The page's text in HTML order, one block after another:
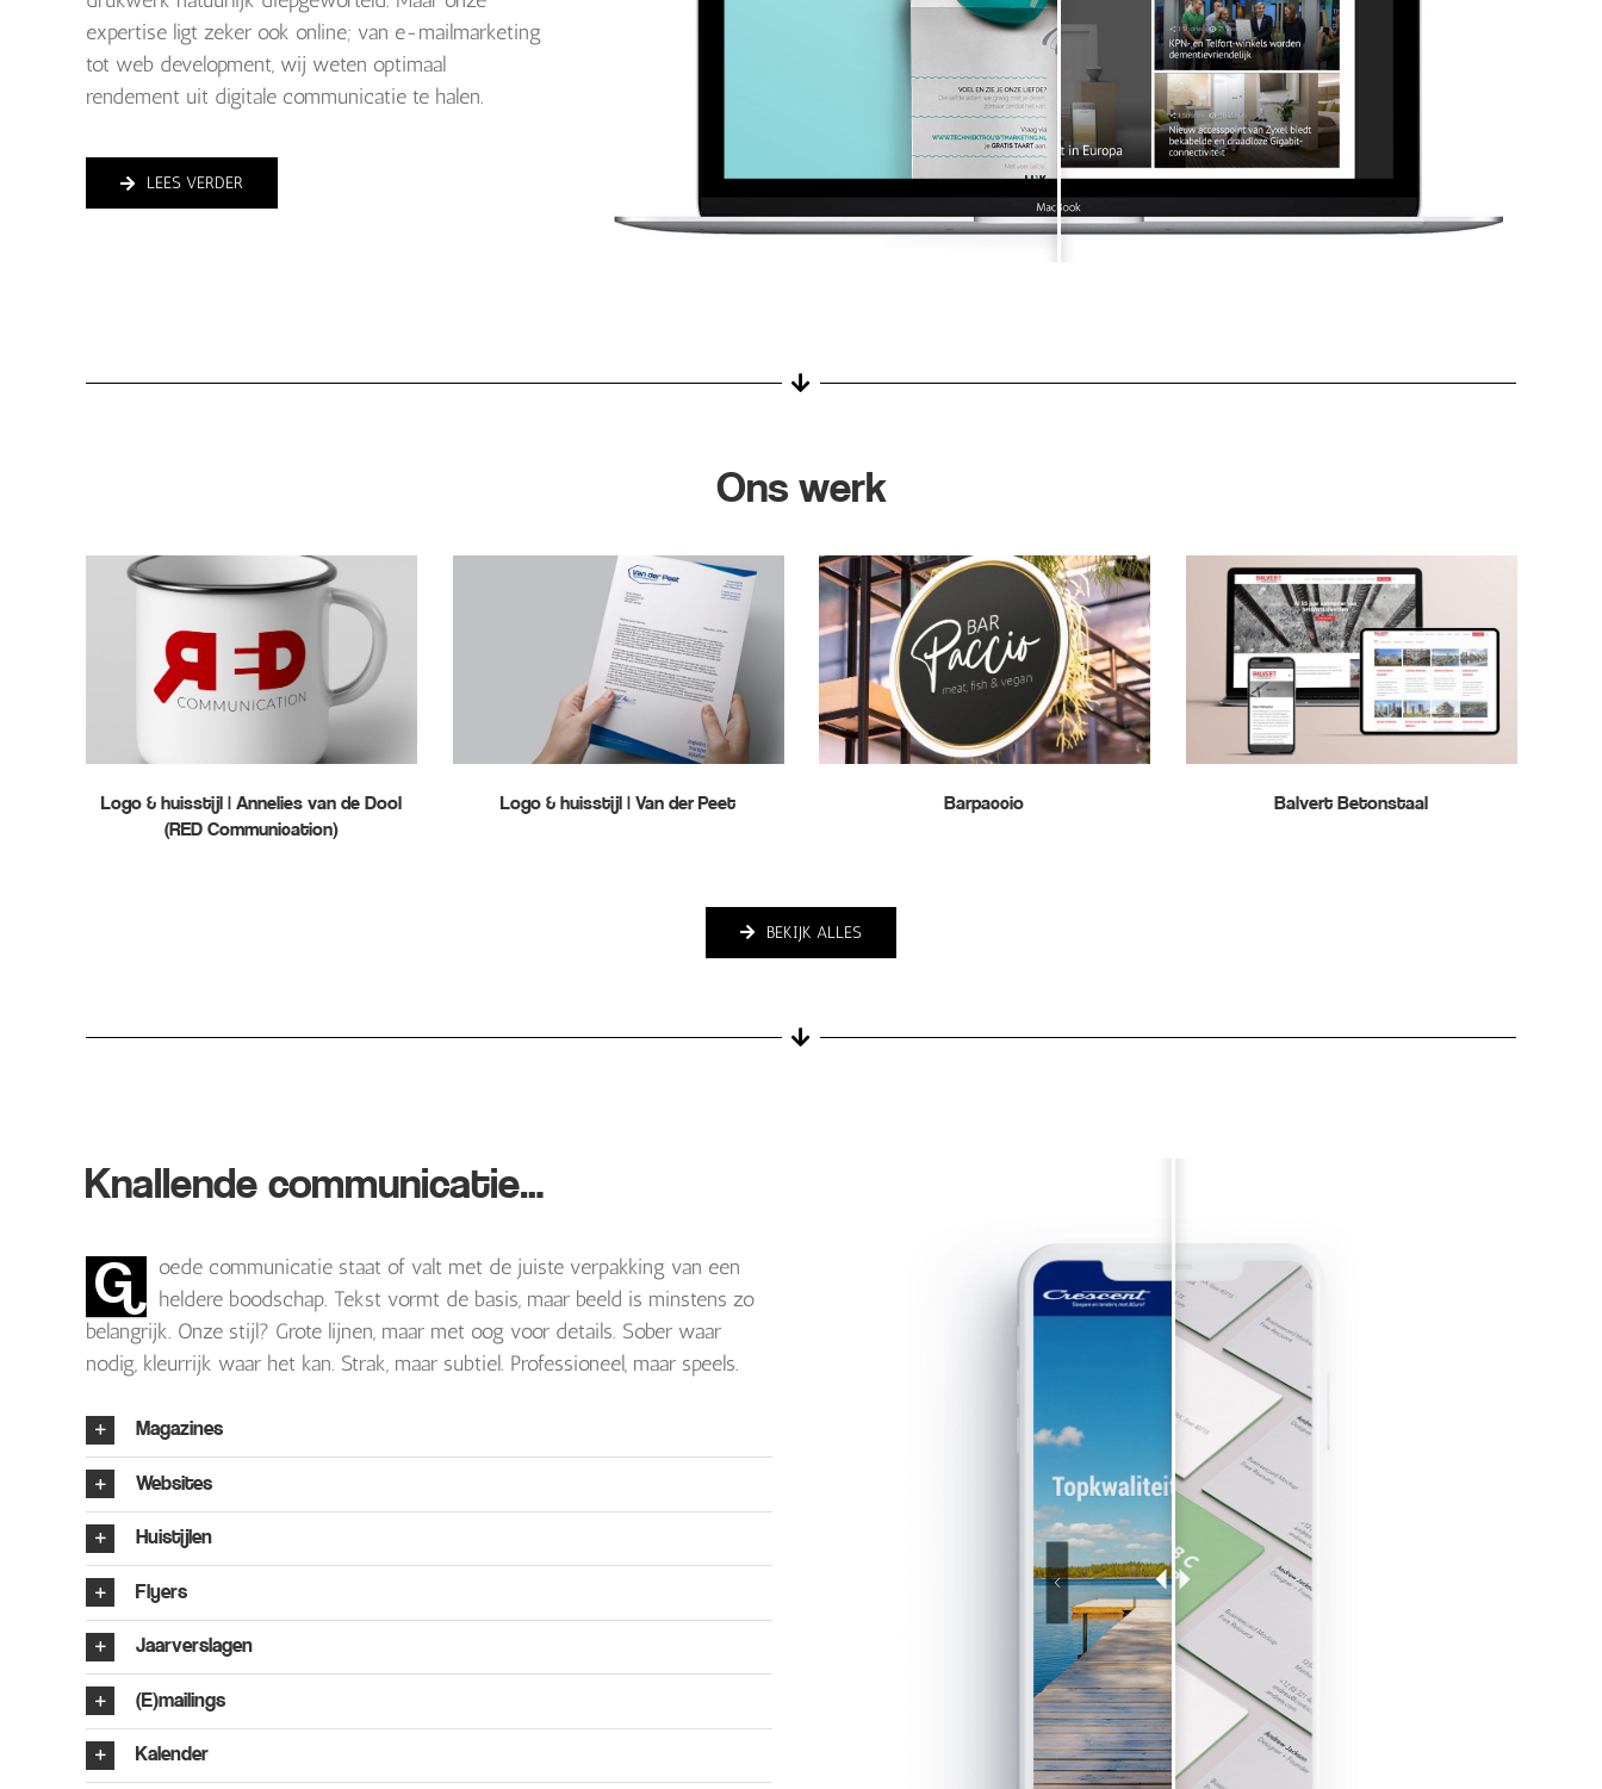
expertise ligt zeker ook online; van e-mailmarketing
tot web development, wij weten optimaal
rendement uit digitale communicatie te halen.
LEES VERDER
Ons werk
Logo & huisstijl | Annelies van de Dool
(RED Communication)
Logo & huisstijl | Van der Peet Barpaccio Balvert Betonstaal
BEKIJK ALLES
Knallende communicatie…
G
oede communicatie staat of valt met de juiste verpakking van een
heldere boodschap. Tekst vormt de basis, maar beeld is minstens zo
belangrijk. Onze stijl? Grote lijnen, maar met oog voor details. Sober waar
nodig, kleurrijk waar het kan. Strak, maar subtiel. Professioneel, maar speels.
Magazines
Websites
Huistijlen
Flyers
Jaarverslagen
(E)mailings
Kalender